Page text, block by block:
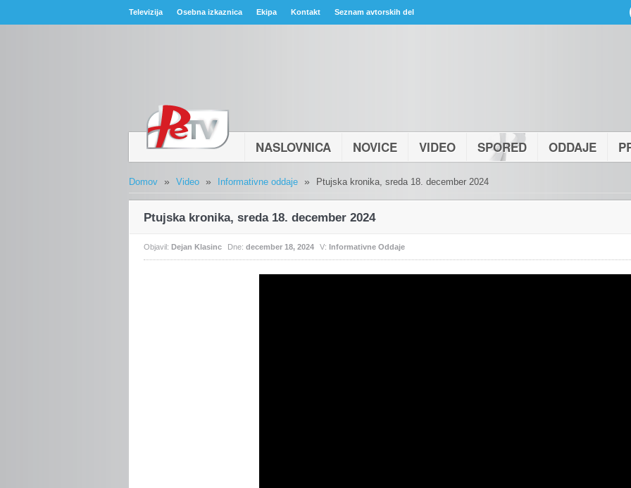
Televizija Osebna izkaznica Ekipa Kontakt Seznam avtorskih del
NASLOVNICA NOVICE VIDEO SPORED ODDAJE
Domov » Video » Informativne oddaje » Ptujska kronika, sreda 18. december 2024
Ptujska kronika, sreda 18. december 2024
Objavil: Dejan Klasinc Dne: december 18, 2024 V: Informativne Oddaje